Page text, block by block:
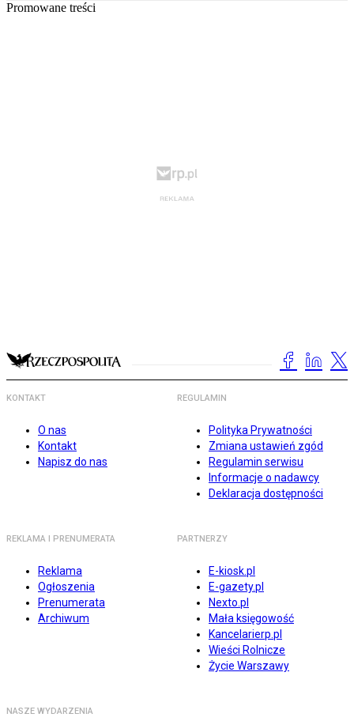
Promowane treści
KONTAKT
O nas
Kontakt
Napisz do nas
REGULAMIN
Polityka Prywatności
Zmiana ustawień zgód
Regulamin serwisu
Informacje o nadawcy
Deklaracja dostępności
REKLAMA I PRENUMERATA
Reklama
Ogłoszenia
Prenumerata
Archiwum
PARTNERZY
E-kiosk.pl
E-gazety.pl
Nexto.pl
Mała księgowość
Kancelarierp.pl
Wieści Rolnicze
Życie Warszawy
NASZE WYDARZENIA